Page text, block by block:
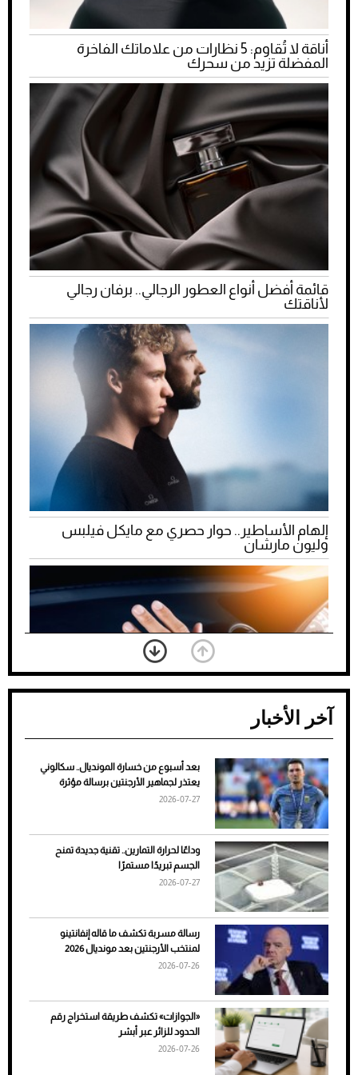
أناقة لا تُقاوم: 5 نظارات من علاماتك الفاخرة
المفضلة تزيد من سحرك
قائمة أفضل أنواع العطور الرجالي.. برفان رجالي
لأناقتك
إلهام الأساطير.. حوار حصري مع مايكل فيلبس
وليون مارشان
ضعف تبريد مكيف السيارة عند الوقوف.. أشهر
الأسباب والحلول
7 نصائح لاختيار لون البنطلون المناسب للقميص
الأسود
آخر الأخبار
بعد أسبوع من خسارة المونديال.. سكالوني
يعتذر لجماهير الأرجنتين برسالة مؤثرة
2026-07-27
وداعًا لحرارة التمارين.. تقنية جديدة تمنح
الجسم تبريدًا مستمرًا
2026-07-27
رسالة مسربة تكشف ما قاله إنفانتينو
لمنتخب الأرجنتين بعد مونديال 2026
2026-07-26
«الجوازات» تكشف طريقة استخراج رقم
الحدود للزائر عبر أبشر
2026-07-26